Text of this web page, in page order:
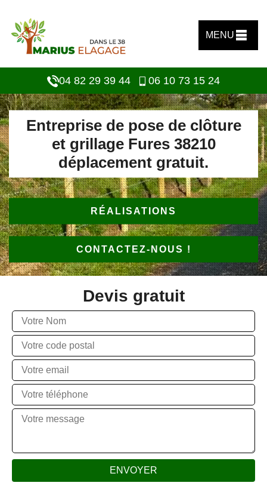
MENU
04 82 29 39 44 06 10 73 15 24
Entreprise de pose de clôture
et grillage Fures 38210
déplacement gratuit.
RÉALISATIONS
CONTACTEZ-NOUS !
Devis gratuit